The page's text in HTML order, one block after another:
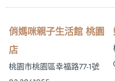
俏媽咪親子生活館 桃園
店
桃園市桃園區幸福路77-1號